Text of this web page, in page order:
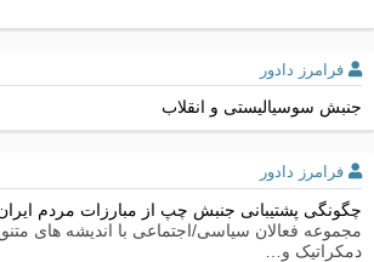
فرامرز دادور
جنبش سوسیالیستی و انقلاب
فرامرز دادور
چگونگی پشتیبانی جنبش چپ از مبارزات مردم
مجموعه فعالان سیاسی/اجتماعی با اندیشه های
دمکراتیک و…